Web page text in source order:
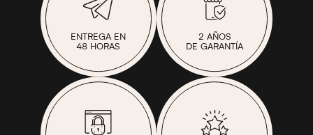
ENTREGA EN
48 HORAS
2 AÑOS
DE GARANTÍA